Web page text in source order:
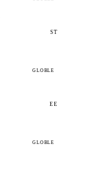
ST
GLOBLE
EE
GLOBLE